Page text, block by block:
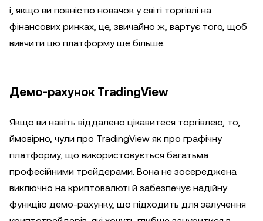
і, якщо ви повністю новачок у світі торгівлі на
фінансових ринках, це, звичайно ж, вартує того, щоб
вивчити цю платформу ще більше.
Демо-рахунок TradingView
Якщо ви навіть віддалено цікавитеся торгівлею, то,
ймовірно, чули про TradingView як про графічну
платформу, що використовується багатьма
професійними трейдерами. Вона не зосереджена
виключно на криптовалюті й забезпечує надійну
функцію демо-рахунку, що підходить для залучення